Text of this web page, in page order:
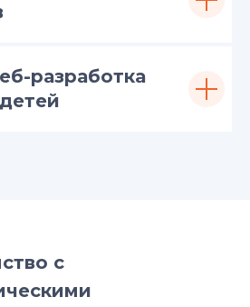
разработка
с